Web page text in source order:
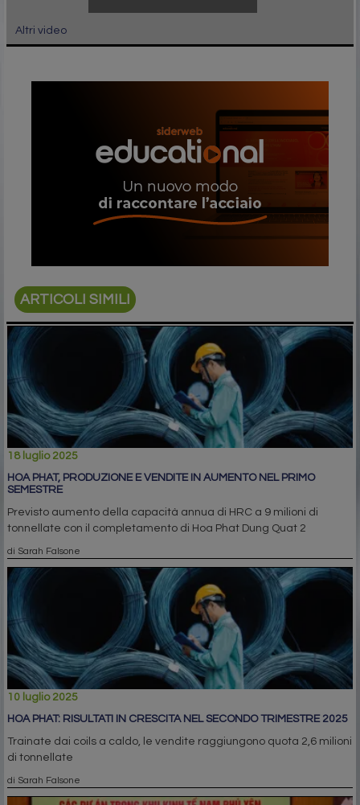
Altri video
ARTICOLI SIMILI
18 luglio 2025
HOA PHAT, PRODUZIONE E VENDITE IN AUMENTO NEL PRIMO
SEMESTRE
Previsto aumento della capacità annua di HRC a 9 milioni di
tonnellate con il completamento di Hoa Phat Dung Quat 2
di Sarah Falsone
10 luglio 2025
HOA PHAT: RISULTATI IN CRESCITA NEL SECONDO TRIMESTRE 2025
Trainate dai coils a caldo, le vendite raggiungono quota 2,6 milioni
di tonnellate
di Sarah Falsone